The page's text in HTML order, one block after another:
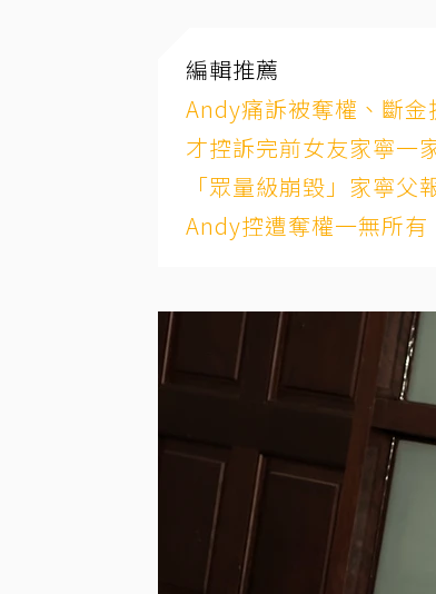
編輯推薦
Andy痛訴被奪權、斷
才控訴完前女友家寧一
「眾量級崩毀」家寧
Andy控遭奪權一無所